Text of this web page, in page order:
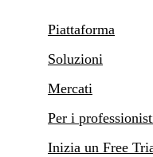
Piattaforma
Soluzioni
Mercati
Per i
Inizia un Free